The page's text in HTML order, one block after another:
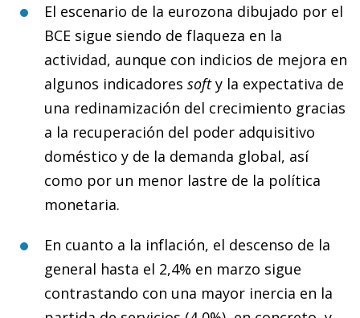
El escenario de la eurozona dibujado por el
BCE sigue siendo de flaqueza en la
actividad, aunque con indicios de mejora en
algunos indicadores softy la expectativa de
una redinamización del crecimiento gracias
a la recuperación del poder adquisitivo
doméstico y de la demanda global, así
como por un menor lastre de la política
monetaria.
En cuanto a la inflación, el descenso de la
general hasta el 2,4% en marzo sigue
contrastando con una mayor inercia en la